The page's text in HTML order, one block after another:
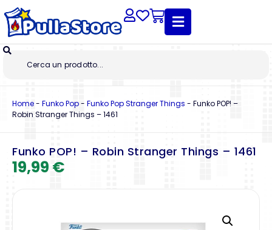
Home- Funko Pop- Funko Pop Stranger Things - Funko POP! –
Robin Stranger Things – 1461
Funko POP! – Robin Stranger Things – 1461
19,99 €